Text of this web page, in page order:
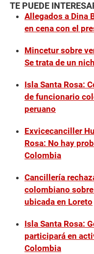
TE PUEDE
Allegados a Dina
en cena con el
Mincetur sobre
Se trata de un
Isla Santa Rosa:
de funcionario
peruano
Exvicecanciller
Rosa: No hay
Colombia
Cancillería
colombiano
ubicada en Loreto
Isla Santa Rosa:
participará en
Colombia